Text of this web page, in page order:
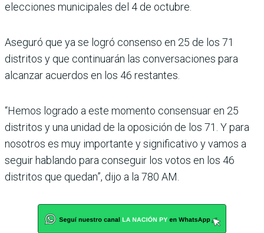
elecciones municipales del 4 de octubre.
Aseguró que ya se logró consenso en 25 de los 71
distritos y que continuarán las conversaciones para
alcanzar acuerdos en los 46 restantes.
“Hemos logrado a este momento consensuar en 25
distritos y una unidad de la oposición de los 71. Y para
nosotros es muy importante y significativo y vamos a
seguir hablando para conseguir los votos en los 46
distritos que quedan”, dijo a la 780 AM.